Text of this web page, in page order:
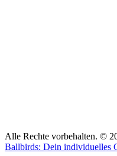
Alle Rechte vorbehalten. ©
Ballbirds: Dein individuelles